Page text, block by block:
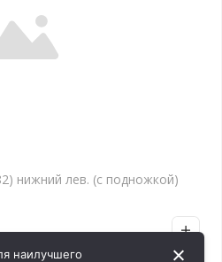
нижний лев. (с подножкой)
наилучшего